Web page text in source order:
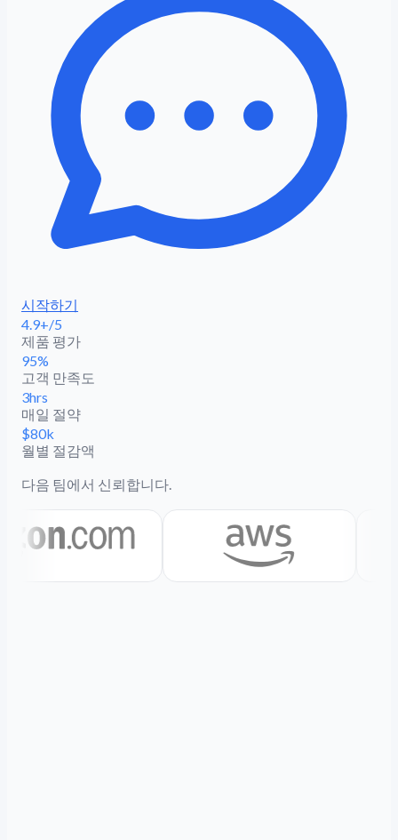
시작하기
4.9+/5
제품 평가
95%
고객 만족도
3hrs
매일 절약
$80k
월별 절감액
다음 팀에서 신뢰합니다.